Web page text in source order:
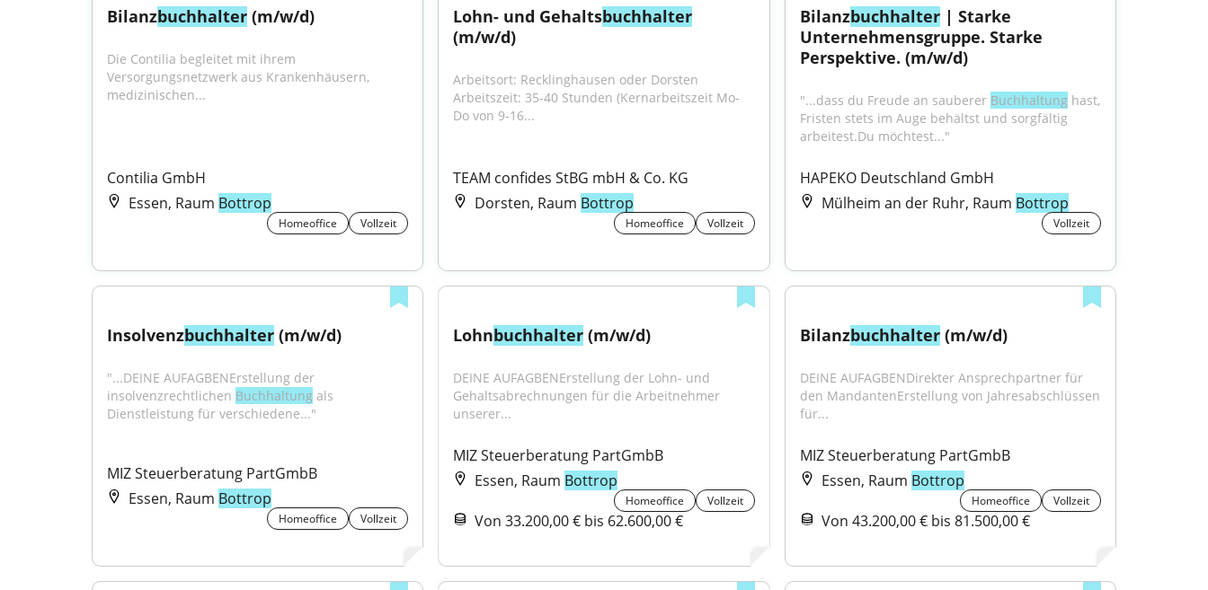
Bilanzbuchhalter (m/w/d)
Die Contilia begleitet mit ihrem
Versorgungsnetzwerk aus Krankenhäusern,
medizinischen...
Contilia GmbH
Essen, Raum Bottrop
Homeoffice Vollzeit
Lohn- und Gehaltsbuchhalter
(m/w/d)
Arbeitsort: Recklinghausen oder Dorsten
Arbeitszeit: 35-40 Stunden (Kernarbeitszeit Mo-
Do von 9-16...
TEAM confides StBG mbH & Co. KG
Dorsten, Raum Bottrop
Homeoffice Vollzeit
Bilanzbuchhalter | Starke
Unternehmensgruppe. Starke
Perspektive. (m/w/d)
"...dass du Freude an sauberer Buchhaltung hast,
Fristen stets im Auge behältst und sorgfältig
arbeitest.Du möchtest..."
HAPEKO Deutschland GmbH
Mülheim an der Ruhr, Raum Bottrop
Vollzeit
Insolvenzbuchhalter (m/w/d)
"...DEINE AUFAGBENErstellung der
insolvenzrechtlichen Buchhaltung als
Dienstleistung für verschiedene..."
MIZ Steuerberatung PartGmbB
Essen, Raum Bottrop
Homeoffice Vollzeit
Lohnbuchhalter (m/w/d)
DEINE AUFAGBENErstellung der Lohn- und
Gehaltsabrechnungen für die Arbeitnehmer
unserer...
MIZ Steuerberatung PartGmbB
Essen, Raum Bottrop
Homeoffice Vollzeit
Von 33.200,00 € bis 62.600,00 €
Bilanzbuchhalter (m/w/d)
DEINE AUFAGBENDirekter Ansprechpartner für
den MandantenErstellung von Jahresabschlüssen
für...
MIZ Steuerberatung PartGmbB
Essen, Raum Bottrop
Homeoffice Vollzeit
Von 43.200,00 € bis 81.500,00 €